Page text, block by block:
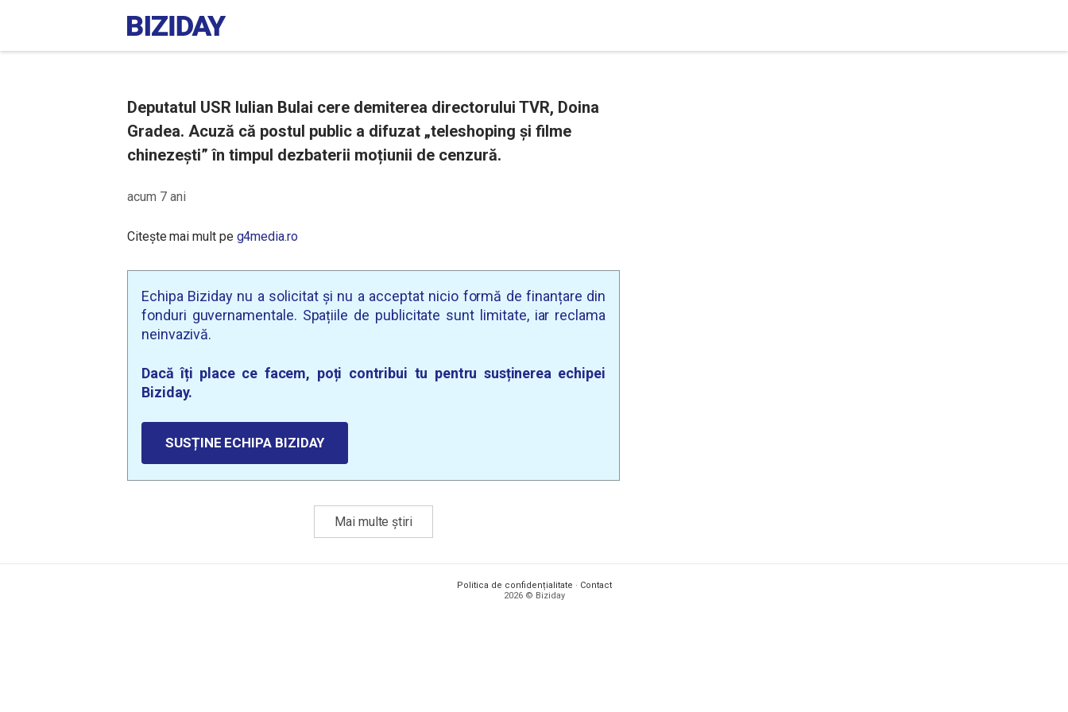
Deputatul USR Iulian Bulai cere demiterea directorului TVR, Doina
Gradea. Acuză că postul public a difuzat „teleshoping şi filme
chinezeşti” în timpul dezbaterii moțiunii de cenzură.
acum 7 ani
Citește mai mult pe g4media.ro
Echipa Biziday nu a solicitat și nu a acceptat nicio formă de finanțare din
fonduri guvernamentale. Spațiile de publicitate sunt limitate, iar reclama
neinvazivă.
Dacă îți place ce facem, poți contribui tu pentru susținerea echipei
Biziday.
SUSȚINE ECHIPA BIZIDAY
Mai multe știri
Politica de confidențialitate · Contact
2026 © Biziday